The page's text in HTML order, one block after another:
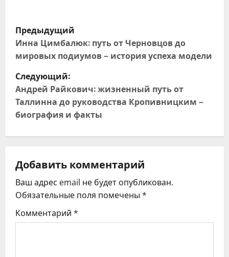
Н
а
в
и
г
а
ц
и
я
п
Предыдущий
Инна Цимбалюк: путь от Черновцов до
мировых подиумов – история успеха модели
Следующий:
Андрей Райкович: жизненный путь от
Таллинна до руководства Кропивницким –
биография и факты
Добавить комментарий
Ваш адрес email не будет опубликован.
Обязательные поля помечены *
Комментарий *